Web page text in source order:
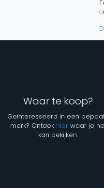
Waar te koop?
Geïnteresseerd in een
merk? Ontdek hierwaar je
kan bekijken.